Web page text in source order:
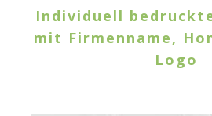
Individuell
mit Firmenname,
Logo